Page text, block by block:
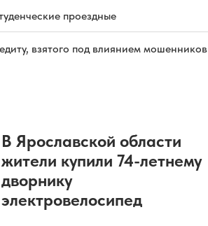
проездные
взятого под влиянием мошенников
В Ярославской области
жители купили 74-летнему
дворнику
электровелосипед